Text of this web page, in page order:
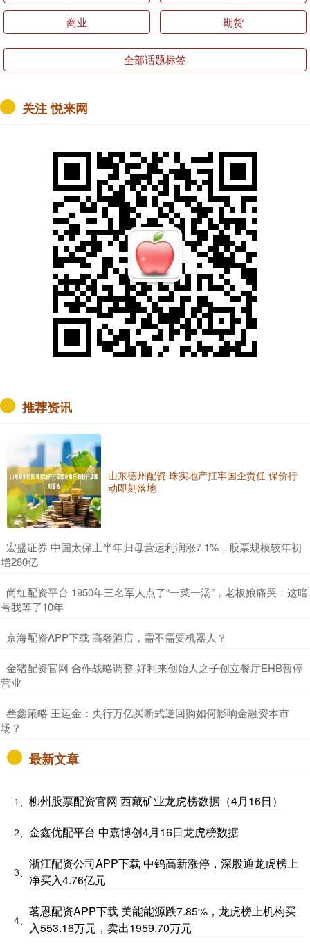
商业 期货
全部话题标签
关注 悦来网
推荐资讯
山东德州配资 珠实地产扛牢国企责任 保价行
动即刻落地
​宏盛证券 中国太保上半年归母营运利润涨7.1%，股票规模较年初
增280亿
​尚红配资平台 1950年三名军人点了“一菜一汤”，老板娘痛哭：这暗
号我等了10年
​京海配资APP下载 高奢酒店，需不需要机器人？
​金猪配资官网 合作战略调整 好利来创始人之子创立餐厅EHB暂停
营业
​叁鑫策略 王运金：央行万亿买断式逆回购如何影响金融资本市
场？
最新文章
1、 柳州股票配资官网 西藏矿业龙虎榜数据（4月16日）
2、 金鑫优配平台 中嘉博创4月16日龙虎榜数据
3、
浙江配资公司APP下载 中钨高新涨停，深股通龙虎榜上
净买入4.76亿元
4、
茗恩配资APP下载 美能能源跌7.85%，龙虎榜上机构买
入553.16万元，卖出1959.70万元